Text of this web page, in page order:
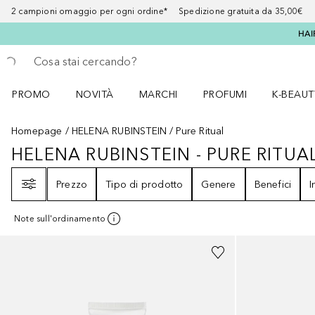
2 campioni omaggio per ogni ordine* Spedizione gratuita da 35,00€
Torna indietro
Esegui ricerca
PROMO
NOVITÀ
MARCHI
PROFUMI
K-
Homepage HELENA RUBINSTEIN Pure Ritual
HELENA RUBINSTEIN - PURE
HELENA RUBINSTEIN - PURE
Prezzo
Tipo di prodotto Genere Benefici
Note sull'ordinamento